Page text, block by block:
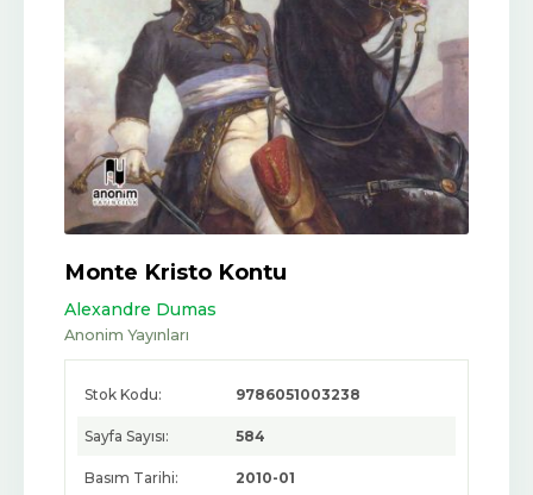
Monte Kristo Kontu
Alexandre Dumas
Anonim Yayınları
Stok Kodu: 9786051003238
Sayfa Sayısı: 584
Basım Tarihi: 2010-01